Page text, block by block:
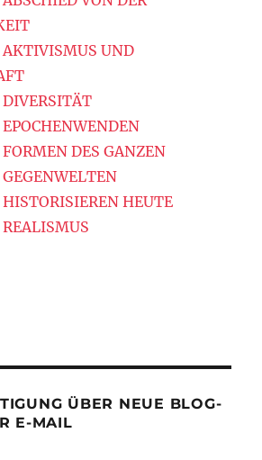
UND
DES GANZEN
HEUTE
ÜBER NEUE BLOG-
E-MAIL